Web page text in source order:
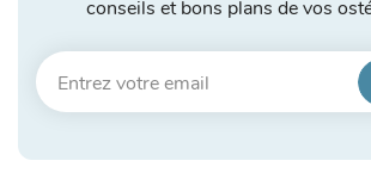
conseils et bons plans de vos